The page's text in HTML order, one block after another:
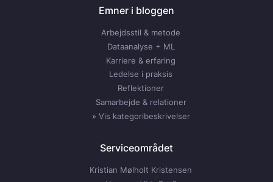
Emner i bloggen
Arbejdsstil & metode
Dataanalyse + ML
Karriere & erfaring
Ledelse i praksis
Reflektioner
Samarbejde & relationer
» Vis kategoribeskrivelser
Serviceområdet
Kristian Mølholt Kristensen